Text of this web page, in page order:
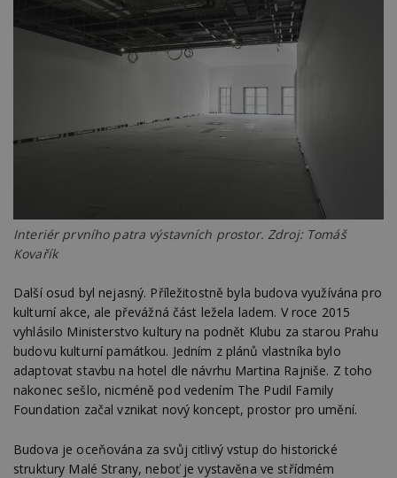
Interiér prvního patra výstavních prostor. Zdroj: Tomáš
Kovařík
Další osud byl nejasný. Příležitostně byla budova využívána pro
kulturní akce, ale převážná část ležela ladem. V roce 2015
vyhlásilo Ministerstvo kultury na podnět Klubu za starou Prahu
budovu kulturní památkou. Jedním z plánů vlastníka bylo
adaptovat stavbu na hotel dle návrhu Martina Rajniše. Z toho
nakonec sešlo, nicméně pod vedením The Pudil Family
Foundation začal vznikat nový koncept, prostor pro umění.
Budova je oceňována za svůj citlivý vstup do historické
struktury Malé Strany, neboť je vystavěna ve střídmém